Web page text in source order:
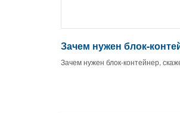
Зачем нужен блок-
Зачем нужен блок-контейнер,